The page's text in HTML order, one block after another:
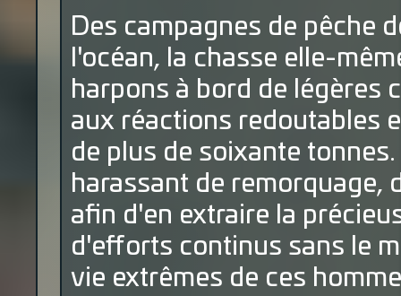
Des campagnes de pêche
l'océan, la chasse elle-
harpons à bord de légères
aux réactions redoutables
de plus de soixante
harassant de remorquage,
afin d'en extraire la
d'efforts continus sans le
vie extrêmes de ces